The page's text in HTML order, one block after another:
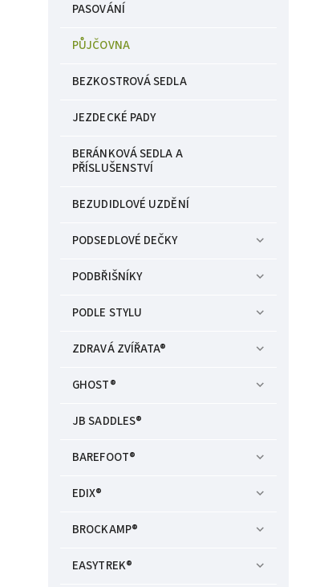
PASOVÁNÍ
PŮJČOVNA
BEZKOSTROVÁ SEDLA
JEZDECKÉ PADY
BERÁNKOVÁ SEDLA A
PŘÍSLUŠENSTVÍ
BEZUDIDLOVÉ UZDĚNÍ
PODSEDLOVÉ DEČKY
PODBŘIŠNÍKY
PODLE STYLU
ZDRAVÁ ZVÍŘATA®
GHOST®
JB SADDLES®
BAREFOOT®
EDIX®
BROCKAMP®
EASYTREK®